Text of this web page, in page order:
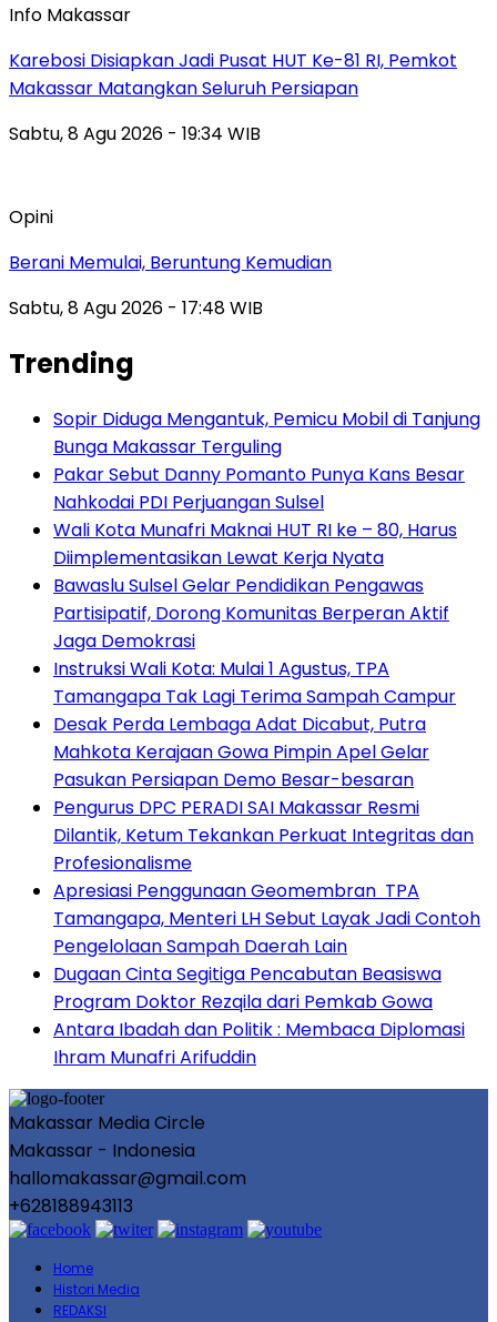
Info Makassar
Karebosi Disiapkan Jadi Pusat HUT Ke-81 RI, Pemkot
Makassar Matangkan Seluruh Persiapan
Sabtu, 8 Agu 2026 - 19:34 WIB
Opini
Berani Memulai, Beruntung Kemudian
Sabtu, 8 Agu 2026 - 17:48 WIB
Trending
Sopir Diduga Mengantuk, Pemicu Mobil di Tanjung
Bunga Makassar Terguling
Pakar Sebut Danny Pomanto Punya Kans Besar
Nahkodai PDI Perjuangan Sulsel
Wali Kota Munafri Maknai HUT RI ke – 80, Harus
Diimplementasikan Lewat Kerja Nyata
Bawaslu Sulsel Gelar Pendidikan Pengawas
Partisipatif, Dorong Komunitas Berperan Aktif
Jaga Demokrasi
Instruksi Wali Kota: Mulai 1 Agustus, TPA
Tamangapa Tak Lagi Terima Sampah Campur
Desak Perda Lembaga Adat Dicabut, Putra
Mahkota Kerajaan Gowa Pimpin Apel Gelar
Pasukan Persiapan Demo Besar-besaran
Pengurus DPC PERADI SAI Makassar Resmi
Dilantik, Ketum Tekankan Perkuat Integritas dan
Profesionalisme
Apresiasi Penggunaan Geomembran TPA
Tamangapa, Menteri LH Sebut Layak Jadi Contoh
Pengelolaan Sampah Daerah Lain
Dugaan Cinta Segitiga Pencabutan Beasiswa
Program Doktor Rezqila dari Pemkab Gowa
Antara Ibadah dan Politik : Membaca Diplomasi
Ihram Munafri Arifuddin
Makassar Media Circle
Makassar - Indonesia
hallomakassar@gmail.com
+628188943113
Home
Histori Media
REDAKSI